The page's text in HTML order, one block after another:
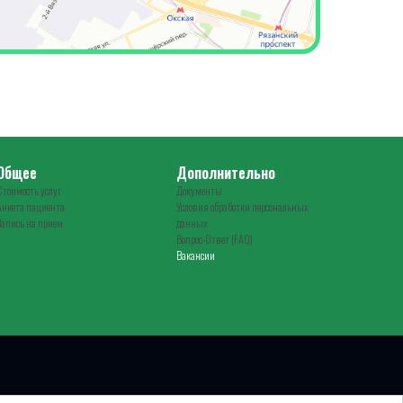
услуг
пациента
на прием
Дополнительно
Документы
Условия обработки персональных
данных
Вопрос-Ответ (FAQ)
Вакансии